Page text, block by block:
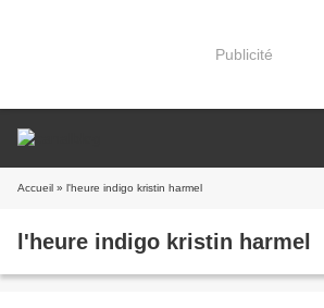
Publicité
Accueil » l'heure indigo kristin harmel
l'heure indigo kristin harmel